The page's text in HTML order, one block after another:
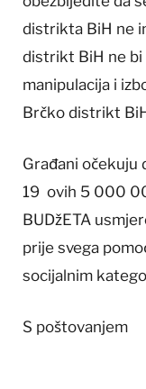
distrikta BiH ne
distrikt BiH ne bi
manipulacija i
Brčko distrikt
Građani očekuju
19 ovih 5 000
BUDžETA
prije svega
socijalnim
S poštovanjem